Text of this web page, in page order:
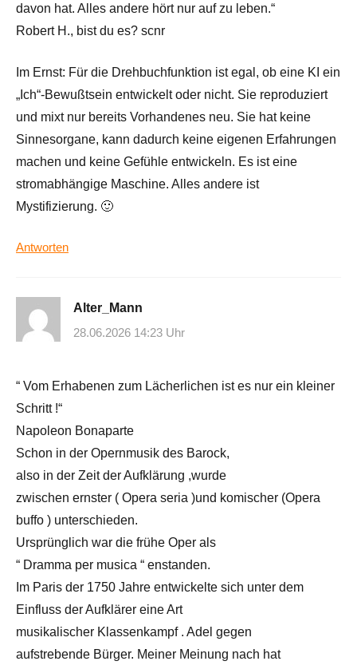
davon hat. Alles andere hört nur auf zu leben.“
Robert H., bist du es? scnr
Im Ernst: Für die Drehbuchfunktion ist egal, ob eine KI ein
„Ich“-Bewußtsein entwickelt oder nicht. Sie reproduziert
und mixt nur bereits Vorhandenes neu. Sie hat keine
Sinnesorgane, kann dadurch keine eigenen Erfahrungen
machen und keine Gefühle entwickeln. Es ist eine
stromabhängige Maschine. Alles andere ist
Mystifizierung. 🙂
Antworten
Alter_Mann
28.06.2026 14:23 Uhr
“ Vom Erhabenen zum Lächerlichen ist es nur ein kleiner
Schritt !“
Napoleon Bonaparte
Schon in der Opernmusik des Barock,
also in der Zeit der Aufklärung ,wurde
zwischen ernster ( Opera seria )und komischer (Opera
buffo ) unterschieden.
Ursprünglich war die frühe Oper als
“ Dramma per musica “ enstanden.
Im Paris der 1750 Jahre entwickelte sich unter dem
Einfluss der Aufklärer eine Art
musikalischer Klassenkampf . Adel gegen
aufstrebende Bürger. Meiner Meinung nach hat